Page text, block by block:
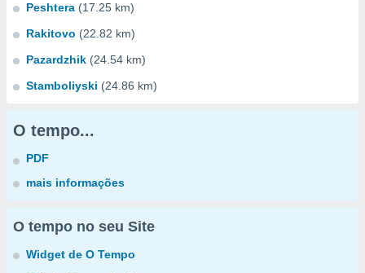
Peshtera (17.25 km)
Rakitovo (22.82 km)
Pazardzhik (24.54 km)
Stamboliyski (24.86 km)
O tempo...
PDF
mais informações
O tempo no seu Site
Widget de O Tempo